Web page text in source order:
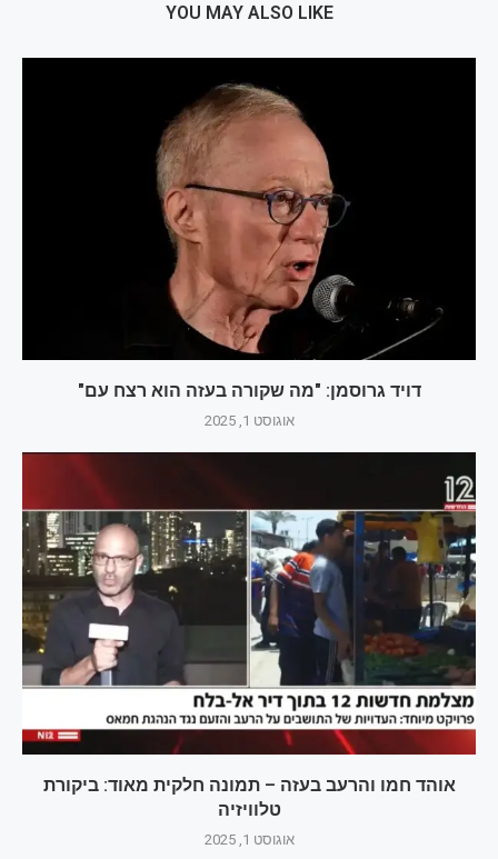
YOU MAY ALSO LIKE
דויד גרוסמן: "מה שקורה בעזה הוא רצח עם"
אוגוסט 1, 2025
אוהד חמו והרעב בעזה – תמונה חלקית מאוד: ביקורת
טלוויזיה
אוגוסט 1, 2025